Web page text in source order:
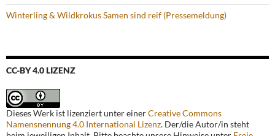
Winterling & Wildkrokus Samen sind reif (Pressemeldung)
CC-BY 4.0 LIZENZ
Dieses Werk ist lizenziert unter einerCreative Commons
Namensnennung 4.0 International Lizenz. Der/die Autor/in steht